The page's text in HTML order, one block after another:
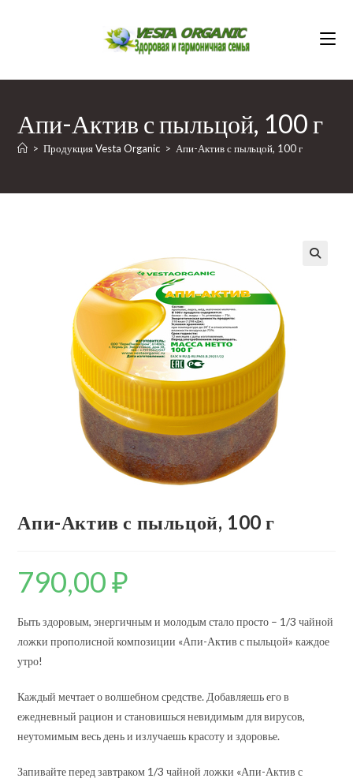
Апи-Актив с пыльцой, 100 г
> Продукция Vesta Organic > Апи-Актив с пыльцой, 100 г
Апи-Актив с пыльцой, 100 г
790,00₽
Быть здоровым, энергичным и молодым стало просто – 1/3 чайной
ложки прополисной композиции «Апи-Актив с пыльцой» каждое
утро!
Каждый мечтает о волшебном средстве. Добавляешь его в
ежедневный рацион и становишься невидимым для вирусов,
неутомимым весь день и излучаешь красоту и здоровье.
Запивайте перед завтраком 1/3 чайной ложки «Апи-Актив с